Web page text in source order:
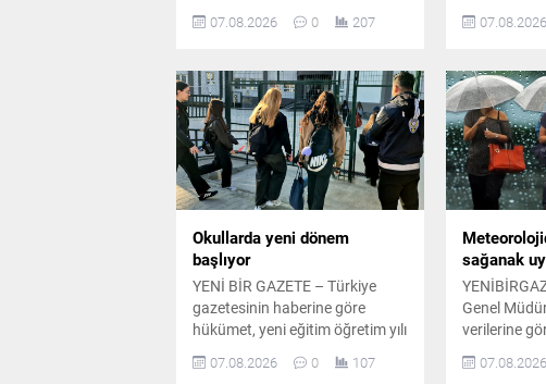
Başsavcılık, derneğin
feshedilmesini talep ederken
soruşturma dört başlıkta
sürüyor.
07.08.2026 0 207
panik
açıklandı.
07.08.2026
Okullarda yeni dönem
başlıyor
YENİ BİR GAZETE – Türkiye
gazetesinin haberine göre
hükümet, yeni eğitim öğretim yılı
öncesinde okul güvenliğini
artırmaya yönelik yeni bir
07.08.2026 0 107
sağanak
Genel
verilerine
bölgelerinde
beklenirken,
07.08.2026